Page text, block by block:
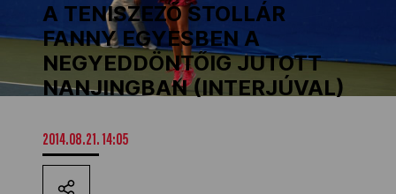
Los Angeles 2028
MOB
Kettőskarrier-program
A TENISZEZŐ STOLLÁR
FANNY EGYESBEN A
NEGYEDDÖNTŐIG JUTOTT
NANJINGBAN (INTERJÚVAL)
2014.08.21. 14:05